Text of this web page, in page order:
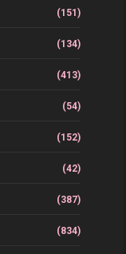
(151)
(134)
(413)
(54)
(152)
(42)
(387)
(834)